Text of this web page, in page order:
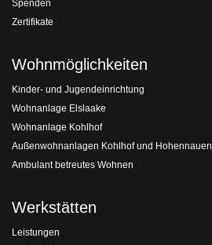
Spenden
Zertifikate
Wohnmöglichkeiten
Kinder- und Jugendeinrichtung
Wohnanlage Elslaake
Wohnanlage Kohlhof
Außenwohnanlagen Kohlhof und Hohennauen
Ambulant betreutes Wohnen
Werkstätten
Leistungen